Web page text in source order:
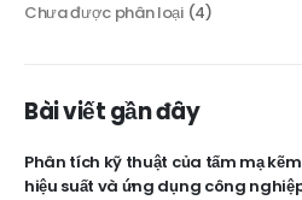
Chưa được phân loại(4)
Bài viết gần đây
Phân tích kỹ thuật của tấm mạ
hiệu suất và ứng dụng công